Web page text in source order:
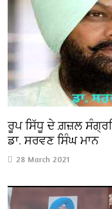
ਰੂਪ ਸਿੱਧੂ ਦੇ ਗ਼ਜ਼ਲ
ਡਾ. ਸਰਵਣ ਸਿੰਘ ਮਾਨ
28 March 2021